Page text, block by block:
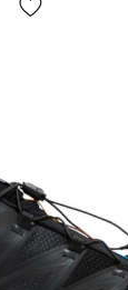
за
та якості
на фото, може